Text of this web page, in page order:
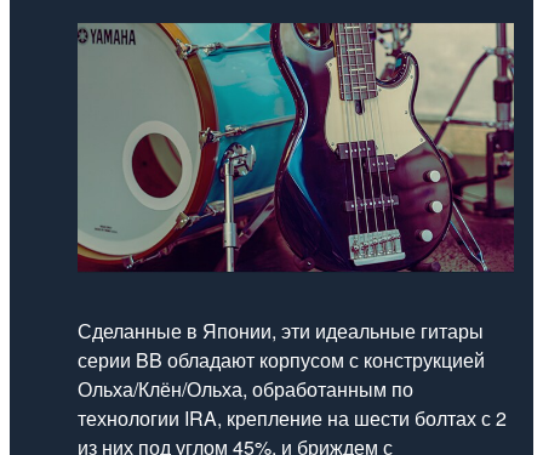
Сделанные в Японии, эти идеальные гитары
серии BB обладают корпусом с конструкцией
Ольха/Клён/Ольха, обработанным по
технологии IRA, крепление на шести болтах с 2
из них под углом 45%, и бриждем с